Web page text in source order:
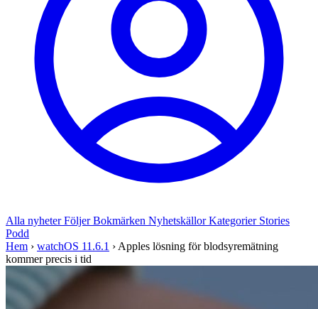
Alla nyheterFöljerBokmärken NyhetskällorKategorier Stories
Podd
Hem › watchOS 11.6.1 › Apples lösning för blodsyremätning
kommer precis i tid